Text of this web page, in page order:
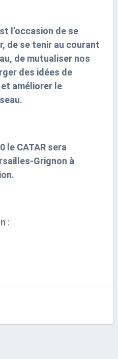
l’occasion de se
de se tenir au courant
de mutualiser nos
des idées de
améliorer le
le CATAR sera
Grignon à
: